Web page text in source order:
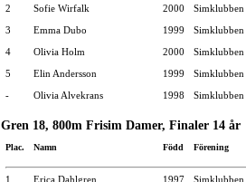
2
Sofie Wirfalk 2000
3
Emma Dubo 1999
4
Olivia Holm 2000
Simklubben
5
Elin Andersson 1999
Simklubben
-
Olivia Alvekrans 1998
Gren 18, 800m Frisim Damer, Finaler 14 år
Plac. Namn Född Förening
1 Erica Dahlgren 1997 Simklubben